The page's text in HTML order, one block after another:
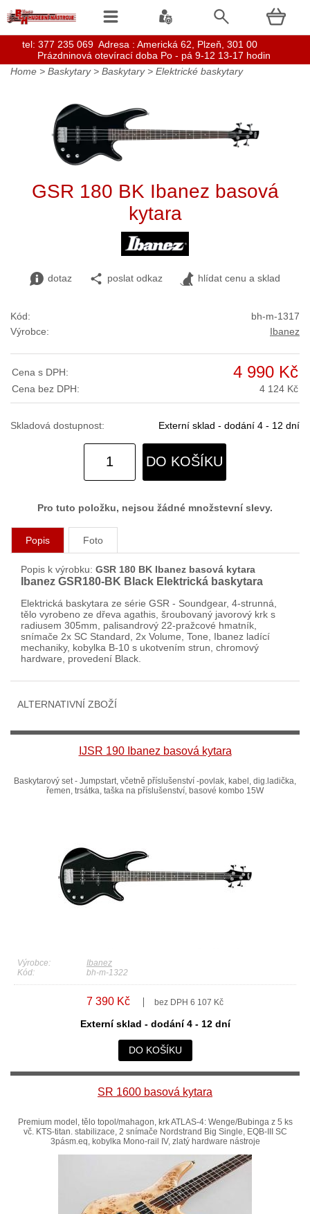
Home > Baskytary> Baskytary> Elektrické baskytary
GSR 180 BK Ibanez basová
kytara
dotaz poslat odkaz hlídat cenu a sklad
Kód:
bh-m-1317
Výrobce:
Ibanez
Cena s DPH: 4 990 Kč
Cena bez DPH: 4 124 Kč
Skladová dostupnost: Externí sklad - dodání 4 - 12 dní
DO KOŠÍKU
Pro tuto položku, nejsou žádné množstevní slevy.
Popis Foto
Popis k výrobku: GSR 180 BK Ibanez basová kytara
Ibanez GSR180-BK Black Elektrická baskytara
Elektrická baskytara ze série GSR - Soundgear, 4-strunná,
tělo vyrobeno ze dřeva agathis, šroubovaný javorový krk s
radiusem 305mm, palisandrový 22-pražcové hmatník,
snímače 2x SC Standard, 2x Volume, Tone, Ibanez ladící
mechaniky, kobylka B-10 s ukotvením strun, chromový
hardware, provedení Black.
ALTERNATIVNÍ ZBOŽÍ
IJSR 190 Ibanez basová kytara
Baskytarový set - Jumpstart, včetně příslušenství -povlak, kabel, dig.ladička,
řemen, trsátka, taška na příslušenství, basové kombo 15W
Výrobce:
Ibanez
Kód:
bh-m-1322
7 390 Kč bez DPH 6 107 Kč
Externí sklad - dodání 4 - 12 dní
DO KOŠÍKU
SR 1600 basová kytara
Premium model, tělo topol/mahagon, krk ATLAS-4: Wenge/Bubinga z 5 ks
vč. KTS-titan. stabilizace, 2 snímače Nordstrand Big Single, EQB-III SC
3pásm.eq, kobylka Mono-rail IV, zlatý hardware nástroje
tel: 377 235 069 Adresa : Americká 62, Plzeň, 301 00
Prázdninová otevírací doba Po - pá 9-12 13-17 hodin